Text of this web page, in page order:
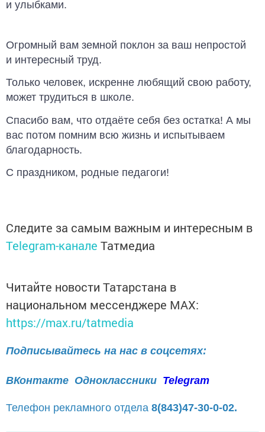
и улыбками.
Огромный вам земной поклон за ваш непростой
и интересный труд.
Только человек, искренне любящий свою работу,
может трудиться в школе.
Спасибо вам, что отдаёте себя без остатка! А мы
вас потом помним всю жизнь и испытываем
благодарность.
С праздником, родные педагоги!
Следите за самым важным и интересным в
Telegram-канале Татмедиа
Читайте новости Татарстана в
национальном мессенджере MАХ:
https://max.ru/tatmedia
Подписывайтесь на нас в соцсетях:
ВКонтакте Одноклассники Telegram
Телефон рекламного отдела 8(843)47-30-0-02.